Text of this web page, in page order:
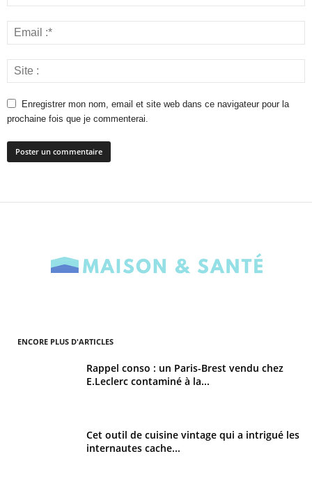
Enregistrer mon nom, email et site web dans ce navigateur pour la
prochaine fois que je commenterai.
ENCORE PLUS D'ARTICLES
Rappel conso : un Paris-Brest vendu chez
E.Leclerc contaminé à la...
Cet outil de cuisine vintage qui a intrigué les
internautes cache...